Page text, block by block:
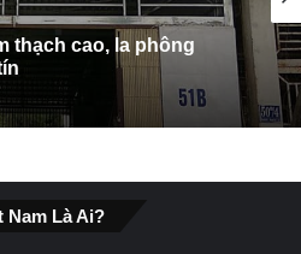
thạch cao, la phông
uy tín
Nam Là Ai?